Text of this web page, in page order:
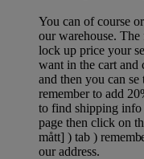
You can of course
our warehouse.
lock up price your
want in the cart and
and then you can
remember to add
to find shipping info
page then click on
mått] ) tab )
our address.